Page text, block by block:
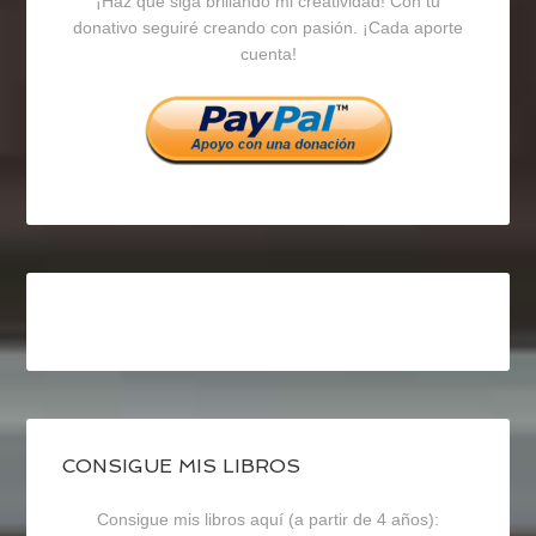
en
Facebook
en
Twitter
en
Instagram
donativo seguiré creando con pasión. ¡Cada aporte
cuenta!
CONSIGUE MIS LIBROS
Consigue mis libros aquí (a partir de 4 años):